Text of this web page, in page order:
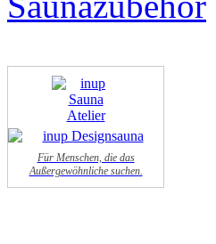
Für Menschen, die das
Außergewöhnliche suchen.